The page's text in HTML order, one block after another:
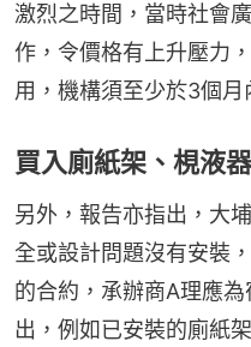
激烈之時間，當時社會
作，令價格有上升壓力
用，機構須至少於3個月
買入廁紙架、梘液
另外，報告亦指出，大
全或設計問題沒有安裝
的合約，承辦商A理應
出，例如已安裝的廁紙